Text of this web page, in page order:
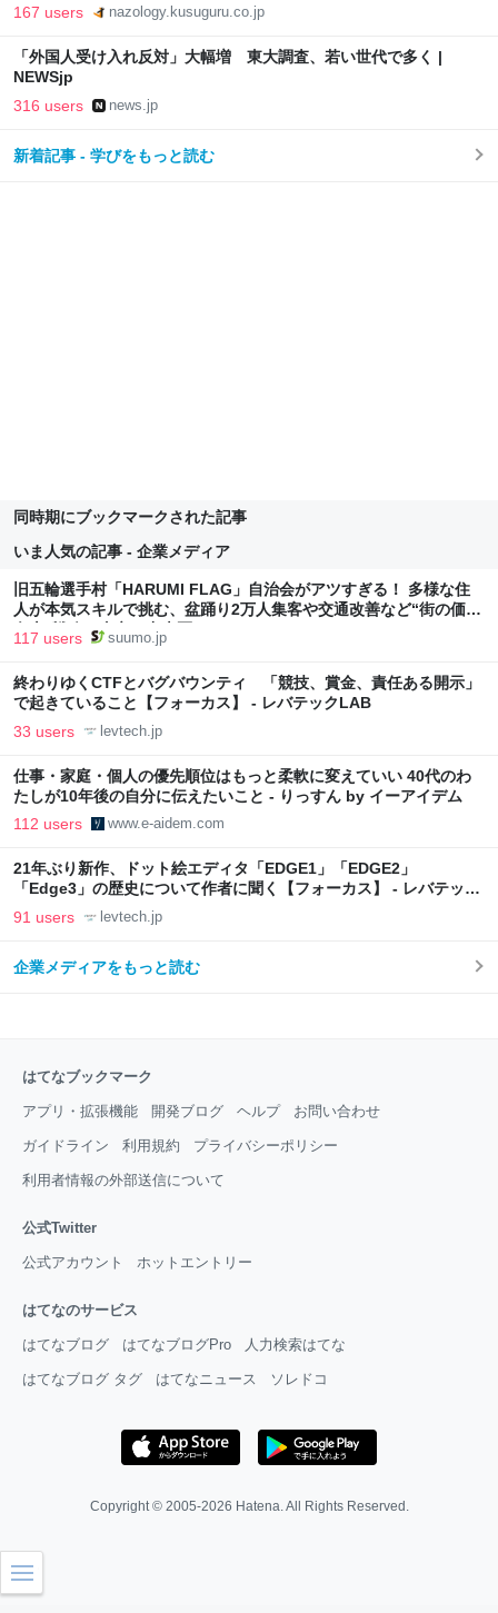
167 users nazology.kusuguru.co.jp
「外国人受け入れ反対」大幅増 東大調査、若い世代で多く |
NEWSjp
316 users news.jp
新着記事 - 学びをもっと読む
同時期にブックマークされた記事
いま人気の記事 - 企業メディア
旧五輪選手村「HARUMI FLAG」自治会がアツすぎる！ 多様な住
人が本気スキルで挑む、盆踊り2万人集客や交通改善など“街の価値
向上”戦略 東京・中央区
117 users suumo.jp
終わりゆくCTFとバグバウンティ 「競技、賞金、責任ある開示」
で起きていること【フォーカス】 - レバテックLAB
33 users levtech.jp
仕事・家庭・個人の優先順位はもっと柔軟に変えていい 40代のわ
たしが10年後の自分に伝えたいこと - りっすん by イーアイデム
112 users www.e-aidem.com
21年ぶり新作、ドット絵エディタ「EDGE1」「EDGE2」
「Edge3」の歴史について作者に聞く【フォーカス】 - レバテック
LAB
91 users levtech.jp
企業メディアをもっと読む
はてなブックマーク
アプリ・拡張機能 開発ブログ ヘルプ お問い合わせ
ガイドライン 利用規約 プライバシーポリシー
利用者情報の外部送信について
公式Twitter
公式アカウント ホットエントリー
はてなのサービス
はてなブログ はてなブログPro 人力検索はてな
はてなブログ タグ はてなニュース ソレドコ
Copyright © 2005-2026 Hatena. All Rights Reserved.